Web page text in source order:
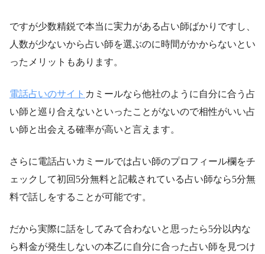
ですが少数精鋭で本当に実力がある占い師ばかりですし、
人数が少ないから占い師を選ぶのに時間がかからないとい
ったメリットもあります。
電話占いのサイト カミールなら他社のように自分に合う占
い師と巡り合えないといったことがないので相性がいい占
い師と出会える確率が高いと言えます。
さらに電話占いカミールでは占い師のプロフィール欄をチ
ェックして初回5分無料と記載されている占い師なら5分無
料で話しをすることが可能です。
だから実際に話をしてみて合わないと思ったら5分以内な
ら料金が発生しないの本乙に自分に合った占い師を見つけ